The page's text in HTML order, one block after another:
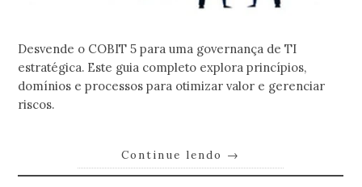
Desvende o COBIT 5 para uma governança de TI
estratégica. Este guia completo explora princípios,
domínios e processos para otimizar valor e gerenciar
riscos.
Continue lendo →